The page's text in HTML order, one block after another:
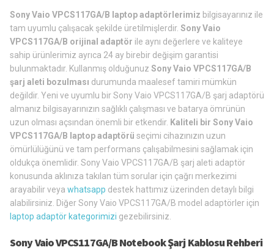
Sony Vaio VPCS117GA/B laptop adaptörlerimiz bilgisayarınız ile
tam uyumlu çalışacak şekilde üretilmişlerdir. Sony Vaio
VPCS117GA/B orijinal adaptör ile aynı değerlere ve kaliteye
sahip ürünlerimiz ayrıca 24 ay birebir değişim garantisi
bulunmaktadır. Kullanmış olduğunuz Sony Vaio VPCS117GA/B
şarj aleti bozulması durumunda maalesef tamiri mümkün
değildir. Yeni ve uyumlu bir Sony Vaio VPCS117GA/B şarj adaptörü
almanız bilgisayarınızın sağlıklı çalışması ve batarya ömrünün
uzun olması açsından önemli bir etkendir. Kaliteli bir Sony Vaio
VPCS117GA/B laptop adaptörü seçimi cihazınızın uzun
ömürlülüğünü ve tam performans çalışabilmesini sağlamak için
oldukça önemlidir. Sony Vaio VPCS117GA/B şarj aleti adaptör
konusunda aklınıza takılan tüm sorular için çağrı merkezimi
arayabilir veya whatsapp destek hattımız üzerinden detaylı bilgi
alabilirsiniz. Diğer Sony Vaio VPCS117GA/B model adaptörler için
laptop adaptör kategorimizi gezebilirsiniz.
Sony Vaio VPCS117GA/B Notebook Şarj Kablosu Rehberi